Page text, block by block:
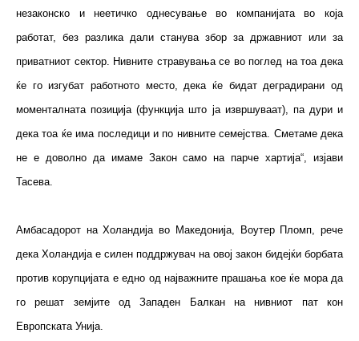
незаконско и неетичко однесување во компанијата во која
работат, без разлика дали станува збор за државниот или за
приватниот сектор. Нивните стравувања се во поглед на тоа дека
ќе го изгубат работното место, дека ќе бидат деградирани од
моменталната позиција (функција што ја извршуваат), па дури и
дека тоа ќе има последици и по нивните семејства. Сметаме дека
не е доволно да имаме Закон само на парче хартија“, изјави
Тасева.
Амбасадорот на Холандија во Македонија, Воутер Пломп, рече
дека Холандија е силен поддржувач на овој закон бидејќи борбата
против корупцијата е едно од најважните прашања кое ќе мора да
го решат земјите од Западен Балкан на нивниот пат кон
Европската Унија.